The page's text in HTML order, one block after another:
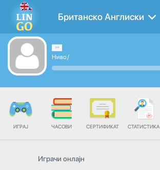
Британско Англиски
Ниво/
ИГРАЈ ЧАСОВИ СЕРТИФИКАТ СТАТИСТИКА
Играчи онлајн